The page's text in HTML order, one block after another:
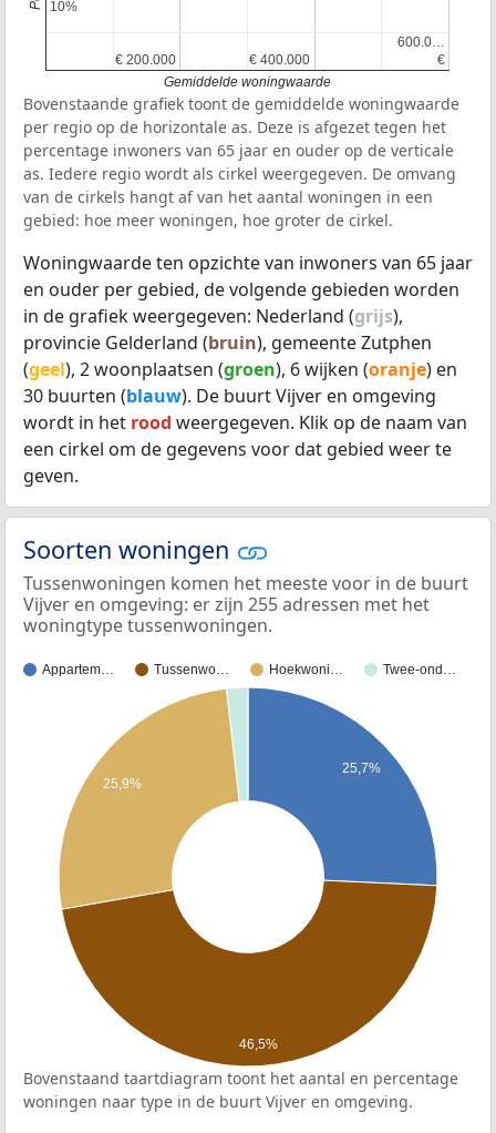
€ 200.000
€ 200.000 € 400.000
€ 400.000 €
€
600.0…
600.0…
10%
10%
Gemiddelde woningwaarde
Bovenstaande grafiek toont de gemiddelde woningwaarde
per regio op de horizontale as. Deze is afgezet tegen het
percentage inwoners van 65 jaar en ouder op de verticale
as. Iedere regio wordt als cirkel weergegeven. De omvang
van de cirkels hangt af van het aantal woningen in een
gebied: hoe meer woningen, hoe groter de cirkel.
Woningwaarde ten opzichte van inwoners van 65 jaar
en ouder per gebied, de volgende gebieden worden
in de grafiek weergegeven: Nederland (grijs),
provincie Gelderland (bruin), gemeente Zutphen
(geel), 2 woonplaatsen (groen), 6 wijken (oranje) en
30 buurten (blauw). De buurt Vijver en omgeving
wordt in het rood weergegeven. Klik op de naam van
een cirkel om de gegevens voor dat gebied weer te
geven.
Soorten woningen
Tussenwoningen komen het meeste voor in de buurt
Vijver en omgeving: er zijn 255 adressen met het
woningtype tussenwoningen.
Appartem… Tussenwo… Hoekwoni… Twee-ond…
25,7%
25,9%
46,5%
Bovenstaand taartdiagram toont het aantal en percentage
woningen naar type in de buurt Vijver en omgeving.